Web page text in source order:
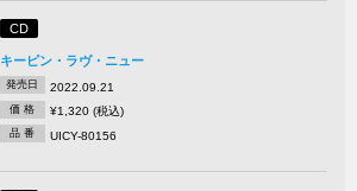
CD
キーピン・ラヴ・ニュー
発売日 2022.09.21
価 格 ¥1,320 (税込)
品 番 UICY-80156